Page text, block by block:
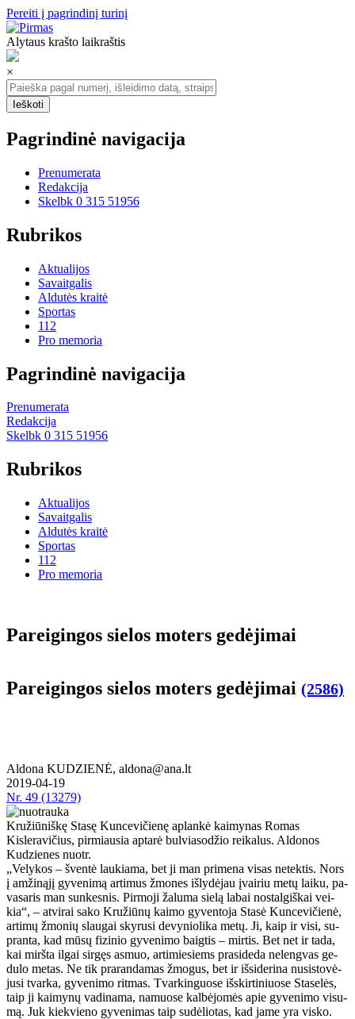
Pereiti į pagrindinį turinį
Alytaus krašto laikraštis
×
Pagrindinė navigacija
Prenumerata
Redakcija
Skelbk 0 315 51956
Rubrikos
Aktualijos
Savaitgalis
Aldutės kraitė
Sportas
112
Pro memoria
Pagrindinė navigacija
Prenumerata
Redakcija
Skelbk 0 315 51956
Rubrikos
Aktualijos
Savaitgalis
Aldutės kraitė
Sportas
112
Pro memoria
Pa­rei­gin­gos sie­los mo­ters ge­dė­ji­mai
Pa­rei­gin­gos sie­los mo­ters ge­dė­ji­mai (2586)
Aldona KUDZIENĖ, aldona@ana.lt
2019-04-19
Nr. 49 (13279)
Kružiūniškę Stasę Kuncevičienę aplankė kaimynas Romas
Kisleravičius, pirmiausia aptarė bulviasodžio reikalus. Aldonos
Kudzienes nuotr.
„Ve­ly­kos – šven­tė lau­kia­ma, bet ji man pri­me­na vi­sas ne­tek­tis. Nors
į am­ži­ną­jį gy­ve­ni­mą ar­ti­mus žmo­nes iš­ly­dė­jau įvai­riu me­tų lai­ku, pa­
va­sa­ris man sun­kes­nis. Pir­mo­ji ža­lu­ma sie­lą la­bai nos­tal­giš­kai vei­
kia“, – at­vi­rai sa­ko Kru­žiū­nų kai­mo gy­ven­to­ja Sta­sė Kun­ce­vi­čie­nė,
ar­ti­mų žmo­nių slau­gai sky­ru­si de­vy­nio­li­ka me­tų. Ji, kaip ir vi­si, su­
pran­ta, kad mū­sų fi­zi­nio gy­ve­ni­mo baig­tis – mir­tis. Bet net ir ta­da,
kai mirš­ta il­gai sir­gęs as­muo, ar­ti­mie­siems pra­si­de­da ne­leng­vas ge­
du­lo me­tas. Ne tik pra­ran­da­mas žmo­gus, bet ir iš­si­de­ri­na nu­si­sto­vė­
ju­si tvar­ka, gy­ve­ni­mo rit­mas. Tvar­kin­guo­se iš­skir­ti­niuo­se Sta­se­lės,
taip ji kai­my­nų va­di­na­ma, na­muo­se kal­bė­jo­mės apie gy­ve­ni­mo vi­su­
mą. Juk kiek­vie­no gy­ve­ni­mas taip su­dė­lio­tas, kad ja­me yra vis­ko.